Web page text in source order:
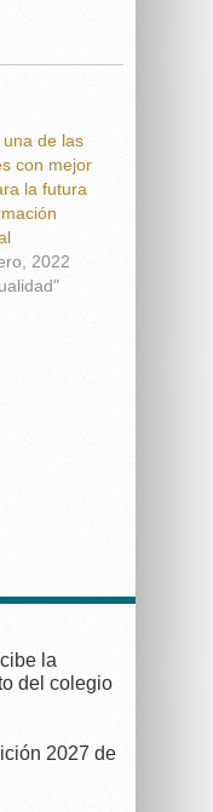
de las
con mejor
la futura
2022
la
del colegio
2027 de